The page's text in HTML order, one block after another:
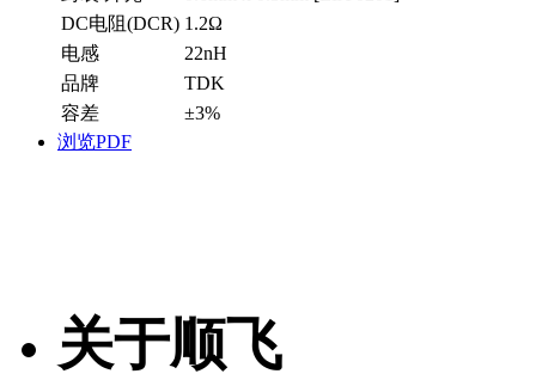
DC电阻(DCR) 1.2Ω
电感
22nH
品牌
TDK
容差
±3%
浏览PDF
关于顺飞